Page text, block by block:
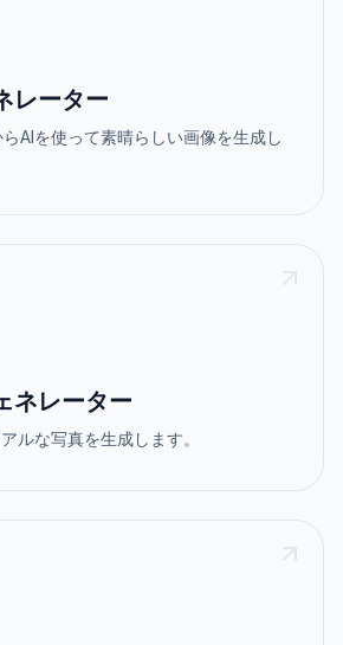
レーター
AIを使って素晴らしい画像を生成し
ネレーター
ルな写真を生成します。